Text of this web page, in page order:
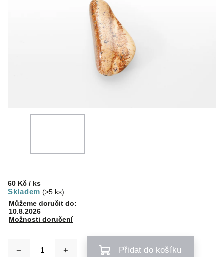
60 Kč / ks
Skladem (>5 ks)
Můžeme doručit do:
10.8.2026
Možnosti doručení
Přidat do košíku